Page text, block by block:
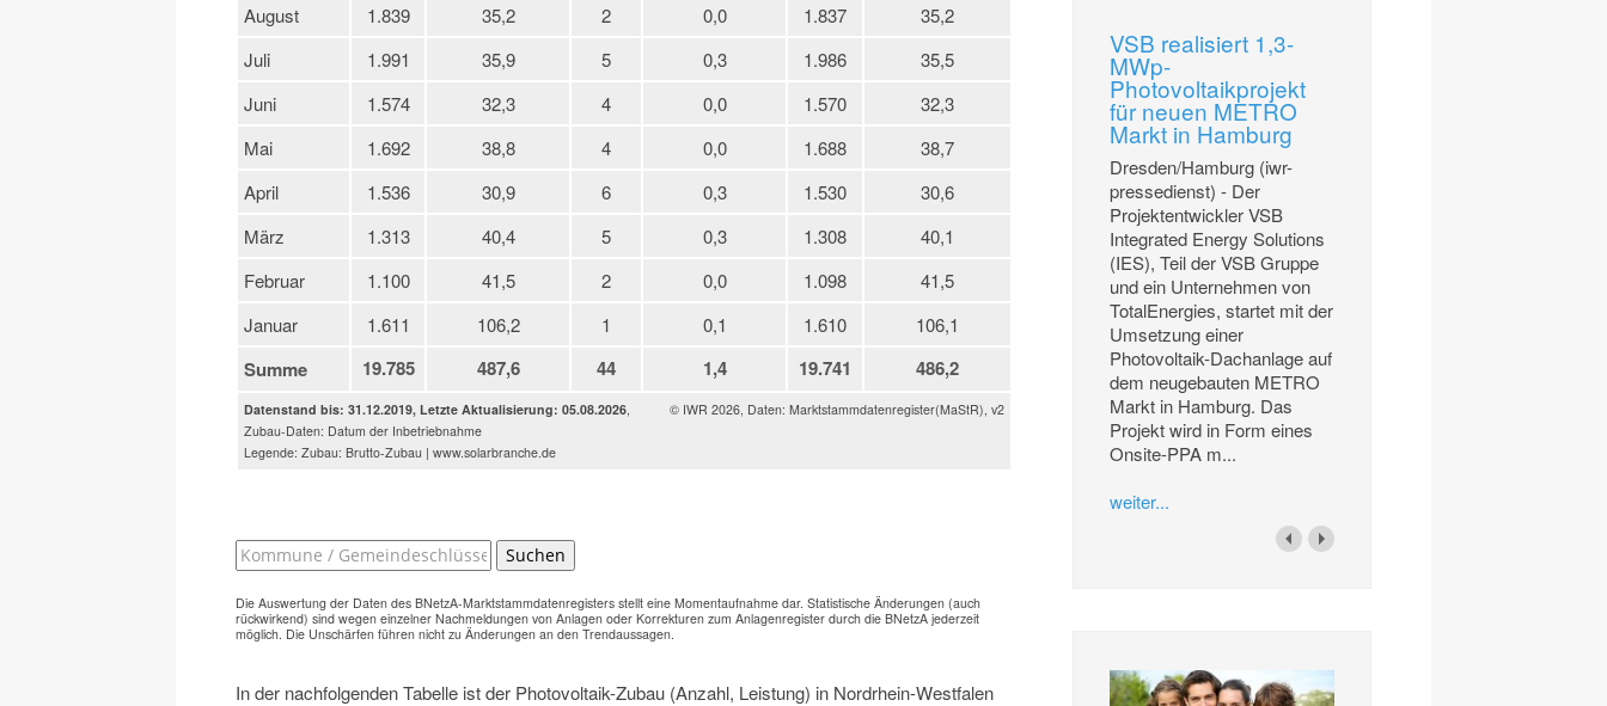
August
1.839 35,2 2 0,0 1.837
35,2
Juli
1.991 35,9 5 0,3 1.986
35,5
Juni
1.574 32,3 4 0,0 1.570
32,3
Mai
1.692 38,8 4 0,0 1.688
38,7
April
1.536 30,9 6 0,3 1.530
30,6
März
1.313 40,4 5 0,3 1.308
40,1
Februar
1.100 41,5 2 0,0 1.098
41,5
Januar
1.611 106,2 1 0,1 1.610 106,1
Summe 19.785 487,6 44 1,4 19.741 486,2
Datenstand bis: 31.12.2019, Letzte Aktualisierung: 05.08.2026
Zubau-Daten: Datum der Inbetriebnahme
Legende: Zubau: Brutto-Zubau | www.solarbranche.de
© IWR 2026, Daten: Marktstammdatenregister(MaStR), v2
Suchen
Die Auswertung der Daten des BNetzA-Marktstammdatenregisters stellt eine Momentaufnahme dar. Statistische Änderungen (auch
rückwirkend) sind wegen einzelner Nachmeldungen von Anlagen oder Korrekturen zum Anlagenregister durch die BNetzA jederzeit
möglich. Die Unschärfen führen nicht zu Änderungen an den Trendaussagen.
In der nachfolgenden Tabelle ist der Photovoltaik-Zubau (Anzahl, Leistung) in Nordrhein-Westfalen
VSB realisiert 1,3-
MWp-
Photovoltaikprojekt
für neuen METRO
Markt in Hamburg
Dresden/Hamburg (iwr-
pressedienst) - Der
Projektentwickler VSB
Integrated Energy Solutions
(IES), Teil der VSB Gruppe
und ein Unternehmen von
TotalEnergies, startet mit der
Umsetzung einer
Photovoltaik-Dachanlage auf
dem neugebauten METRO
Markt in Hamburg. Das
Projekt wird in Form eines
Onsite-PPA m...
weiter...